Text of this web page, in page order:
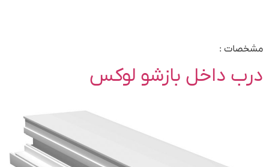
مشخصات :
درب داخل بازشو لوکس